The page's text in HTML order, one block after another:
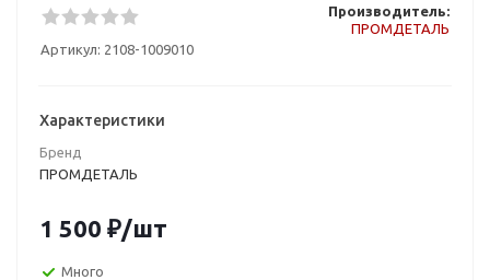
Артикул: 2108-1009010
Производитель:
ПРОМДЕТАЛЬ
Характеристики
Бренд
ПРОМДЕТАЛЬ
1 500 ₽/шт
Много